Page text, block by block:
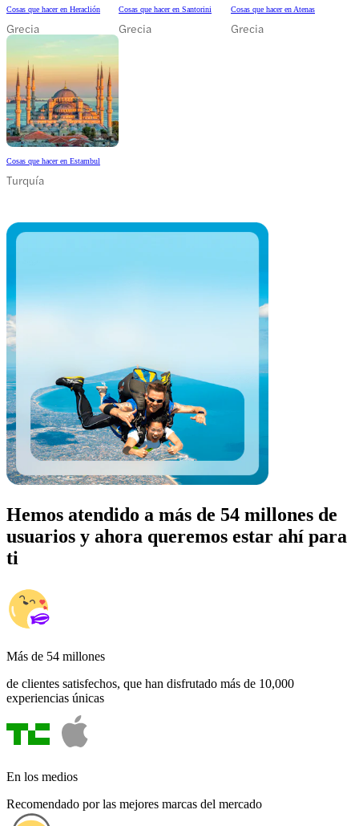
Cosas que hacer en Heraclión
Grecia
Cosas que hacer en Santorini
Grecia
Cosas que hacer en Atenas
Grecia
Cosas que hacer en Estambul
Turquía
Hemos atendido a más de 54 millones de
usuarios y ahora queremos estar ahí para
ti
Más de 54 millones
de clientes satisfechos, que han disfrutado más de 10,000
experiencias únicas
En los medios
Recomendado por las mejores marcas del mercado